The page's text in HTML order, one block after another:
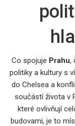
Co spojuje Prahu,
politiky a kulturys
do Chelsea a
součástí života v
které ovlivňují
budovami, je to